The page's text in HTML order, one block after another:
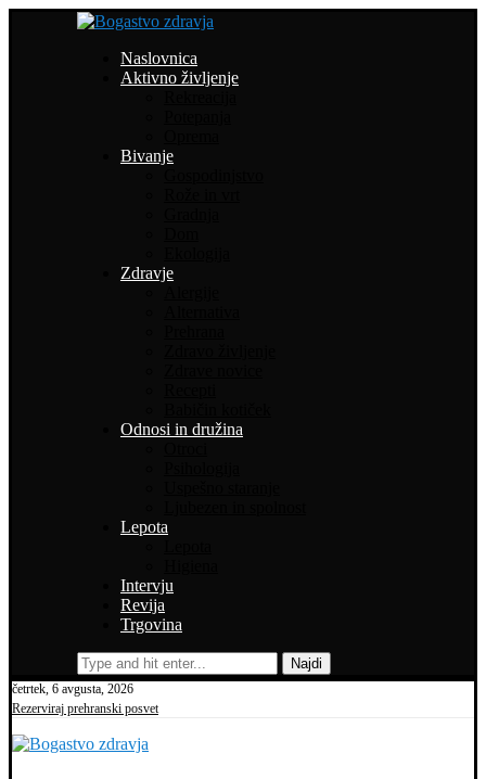
Naslovnica
Aktivno življenje
Bivanje
Zdravje
Odnosi in družina
Lepota
Intervju
Revija
Trgovina
Najdi
četrtek, 6 avgusta, 2026
Rezerviraj prehranski posvet